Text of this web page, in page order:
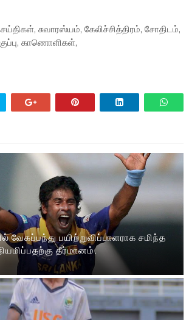
சுவாரஸ்யம், கேலிச்சித்திரம், சோதிடம்,
காணொளிகள்,
பயிற்றுவிப்பாளராக சமிந்த
தீர்மானம்.